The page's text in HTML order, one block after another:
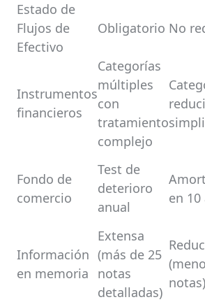
Estado de
Flujos de
Efectivo
Obligatorio No
Instrumentos
financieros
Categorías
múltiples
con
tratamiento
complejo
Fondo de
comercio
Test de
deterioro
anual
en 10
Información
en memoria
Extensa
(más de 25
notas
detalladas)
notas)